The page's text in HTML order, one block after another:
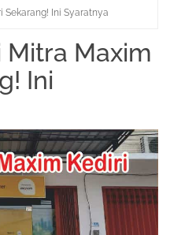
Ini Syaratnya
Maxim
Ini